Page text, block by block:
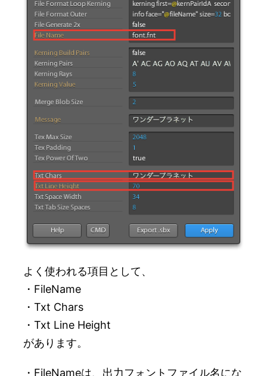
よく使われる項目として、
・FileName
・Txt Chars
・Txt Line Height
があります。
・FileNameは、出力フォントファイル名にな